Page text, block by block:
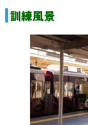
訓練風景